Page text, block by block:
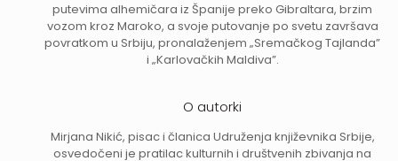
putevima alhemičara iz Španije preko Gibraltara, brzim
vozom kroz Maroko, a svoje putovanje po svetu završava
povratkom u Srbiju, pronalaženjem „Sremačkog Tajlanda”
i „Karlovačkih Maldiva”.
O autorki
Mirjana Nikić, pisac i članica Udruženja književnika Srbije,
osvedočeni je pratilac kulturnih i društvenih zbivanja na